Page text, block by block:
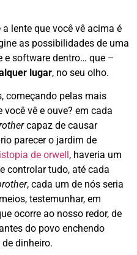
lente que você vê acima é
as possibilidades de uma
e software dentro… que –
lugar, no seu olho.
começando pelas mais
vê e ouve? em cada
capaz de causar
parecer o jardim de
de orwell, haveria um
controlar tudo, até cada
, cada um de nós seria
testemunhar, em
ocorre ao nosso redor, de
do povo enchendo
dinheiro.